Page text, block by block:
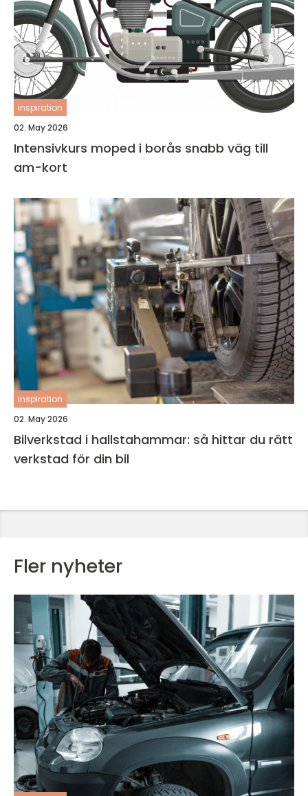
inspiration
02. May 2026
Intensivkurs moped i borås snabb väg till
am-kort
inspiration
02. May 2026
Bilverkstad i hallstahammar: så hittar du rätt
verkstad för din bil
Fler nyheter